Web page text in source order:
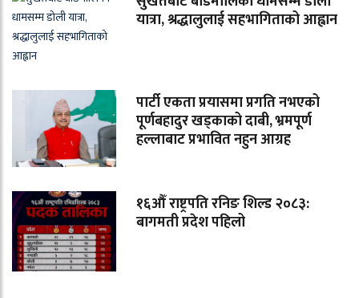
यात्रा, श्रद्धालुलाई सहभागिताको आह्वान
पार्टी एकता प्रयासमा प्रगति नभएको
पूर्णबहादुर खड्काको दाबी, भ्रमपूर्ण
हल्लाबाट प्रभावित नहुन आग्रह
१६औँ राष्ट्रपति रनिङ शिल्ड २०८३:
बागमती प्रदेश पहिलो